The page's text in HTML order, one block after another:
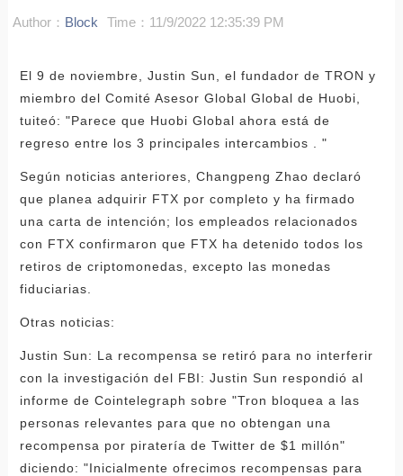
Author： Block Time：11/9/2022 12:35:39 PM
El 9 de noviembre, Justin Sun, el fundador de TRON y
miembro del Comité Asesor Global Global de Huobi,
tuiteó: "Parece que Huobi Global ahora está de
regreso entre los 3 principales intercambios . "
Según noticias anteriores, Changpeng Zhao declaró
que planea adquirir FTX por completo y ha firmado
una carta de intención; los empleados relacionados
con FTX confirmaron que FTX ha detenido todos los
retiros de criptomonedas, excepto las monedas
fiduciarias.
Otras noticias:
Justin Sun: La recompensa se retiró para no interferir
con la investigación del FBI: Justin Sun respondió al
informe de Cointelegraph sobre "Tron bloquea a las
personas relevantes para que no obtengan una
recompensa por piratería de Twitter de $1 millón"
diciendo: "Inicialmente ofrecimos recompensas para